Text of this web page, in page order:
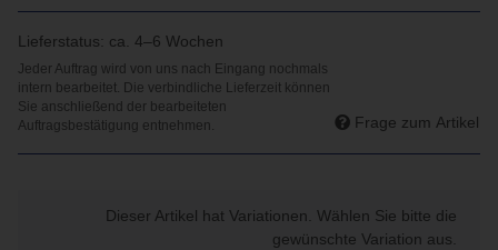
Lieferstatus: ca. 4–6 Wochen
Frage zum Artikel
Dieser Artikel hat Variationen. Wählen Sie bitte die
gewünschte Variation aus.